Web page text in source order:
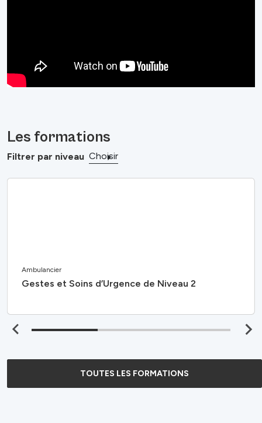
Les formations
Filtrer par niveau Choisir
Ambulancier
Gestes et Soins d’Urgence de Niveau 2
TOUTES LES FORMATIONS